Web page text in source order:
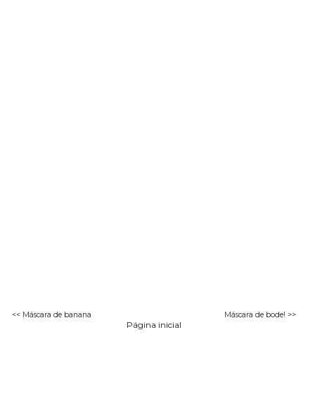
<< Máscara de banana Máscara de bode! >>
Página inicial